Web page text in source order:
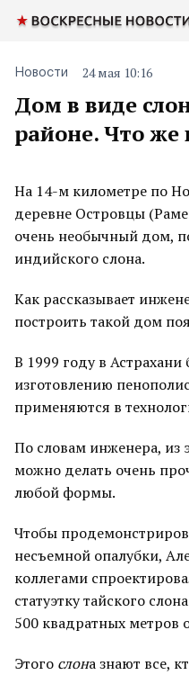
Дом в виде
районе. Что же
Новости 24 мая 10:16
На 14-м километре по
деревне Островцы
очень необычный дом,
индийского слона.
Как рассказывает
построить такой дом
В 1999 году в
изготовлению
применяются в
По словам инженера, из
можно делать очень
любой формы.
Чтобы
несъемной опалубки,
коллегами
статуэтку тайского
500 квадратных метров
Этого слона знают все,